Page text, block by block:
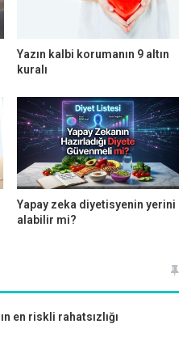
sindirilen karbonhidratlar
yardımcı olur.
hızlandırıyor
yeterli miktarda proteine
doku onarımında önemli
kaynaklarının başında;
ve az yağlı süt
Yazın kalbi korumanın 9 altın
kuralı
Yapay zeka diyetisyenin yerini
alabilir mi?
en riskli rahatsızlığı